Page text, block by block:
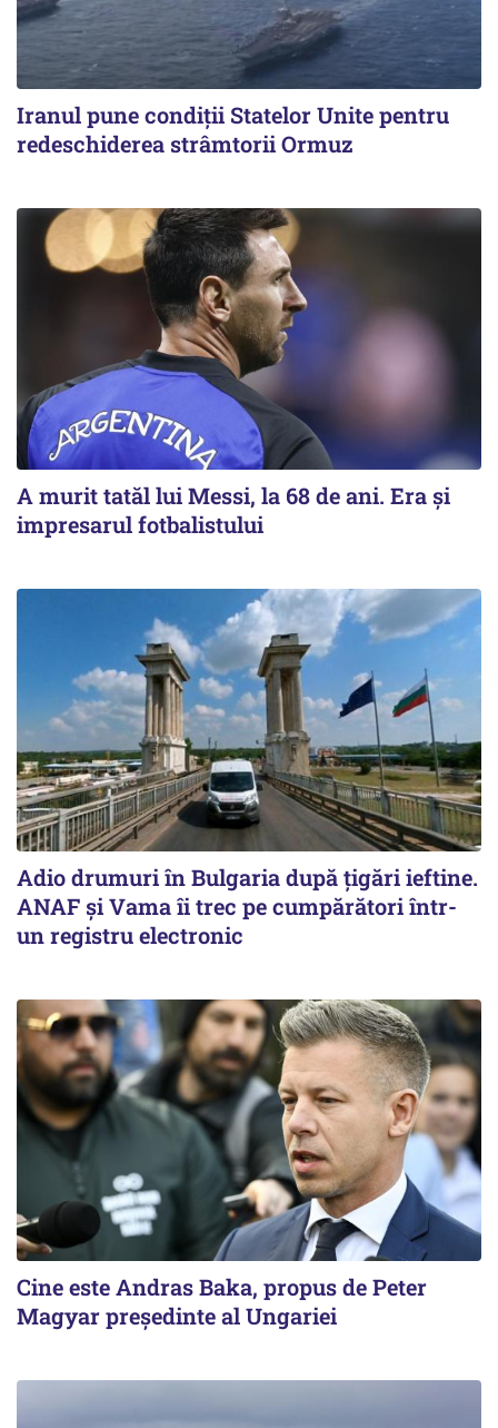
Iranul pune condiții Statelor Unite pentru
redeschiderea strâmtorii Ormuz
A murit tatăl lui Messi, la 68 de ani. Era și
impresarul fotbalistului
Adio drumuri în Bulgaria după țigări ieftine.
ANAF și Vama îi trec pe cumpărători într-
un registru electronic
Cine este Andras Baka, propus de Peter
Magyar președinte al Ungariei